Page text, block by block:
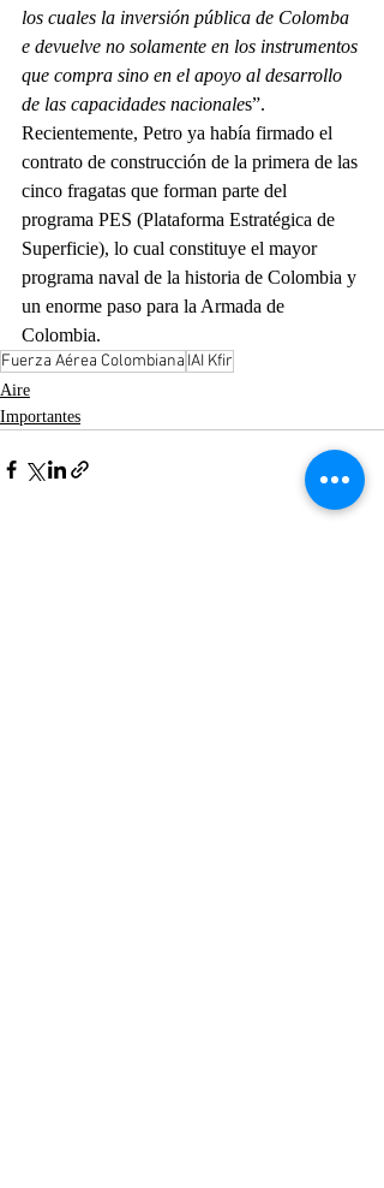
los cuales la inversión pública de Colomba
e devuelve no solamente en los instrumentos
que compra sino en el apoyo al desarrollo
de las capacidades nacionales”.
Recientemente, Petro ya había firmado el
contrato de construcción de la primera de las
cinco fragatas que forman parte del
programa PES (Plataforma Estratégica de
Superficie), lo cual constituye el mayor
programa naval de la historia de Colombia y
un enorme paso para la Armada de
Colombia.
Fuerza Aérea Colombiana IAI Kfir
Aire
Importantes